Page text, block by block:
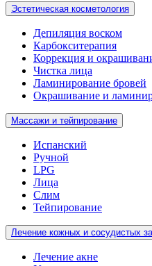
Эстетическая косметология
Депиляция воском
Карбокситерапия
Коррекция и
Чистка лица
Ламинирование бровей
Окрашивание и
Массажи и тейпирование
Испанский
Ручной
LPG
Лица
Слим
Тейпирование
Лечение кожных и сосудистых
Лечение акне